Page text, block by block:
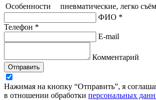
Особенности
пневматические, легко
ФИО *
Телефон *
E-mail
Комментарий
Отправить
Нажимая на кнопку “Отправить”, я
в отношении обработки персональных